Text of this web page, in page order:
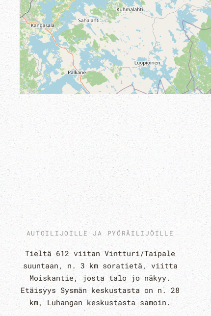
AUTOILIJOILLE JA PYÖRÄILIJÖILLE
Tieltä 612 viitan Vintturi/Taipale
suuntaan, n. 3 km soratietä, viitta
Moiskantie, josta talo jo näkyy.
Etäisyys Sysmän keskustasta on n. 28
km, Luhangan keskustasta samoin.